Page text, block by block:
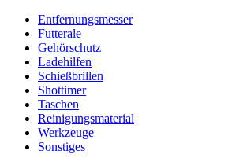
Entfernungsmesser
Futterale
Gehörschutz
Ladehilfen
Schießbrillen
Shottimer
Taschen
Reinigungsmaterial
Werkzeuge
Sonstiges